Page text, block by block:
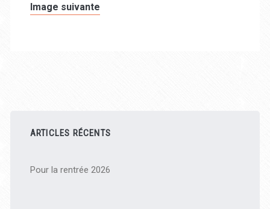
Image suivante
latérale
principale
ARTICLES RÉCENTS
Pour la rentrée 2026